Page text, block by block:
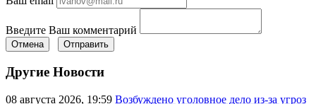
Введите Ваш комментарий
Отмена Отправить
Другие Новости
08 августа 2026, 19:59 Возбуждено уголовное дело из-за угроз